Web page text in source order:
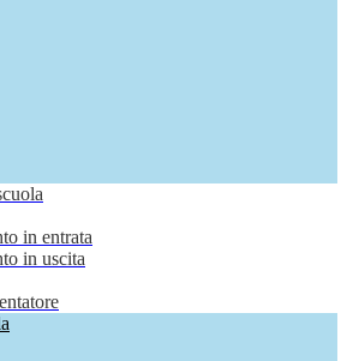
in entrata
in uscita